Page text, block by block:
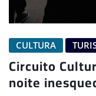
CULTURA
Circuito
noite